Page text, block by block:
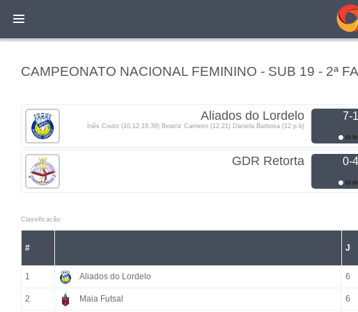
CAMPEONATO NACIONAL FEMININO - SUB 19 - 2ª
Aliados do Lordelo
Inês Couto (10,12,18,39) Beatriz Carneiro (12,21) Daniela Barbosa (12 p.b)
7-1
GDR Retorta 0-4
Classificacão
# J
1 Aliados do Lordelo 6
2 Maia Futsal 6